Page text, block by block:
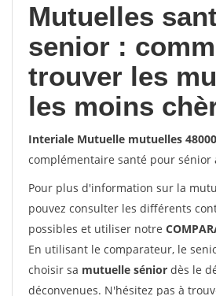
Mutuelles
senior :
trouver les
les moins
Interiale Mutuelle mutuelles 48000
complémentaire santé pour sénior
Pour plus d'information sur la
pouvez consulter les différents
possibles et utiliser notre
En utilisant le comparateur, le
choisir sa mutuelle sénior dès le
déconvenues. N'hésitez pas à